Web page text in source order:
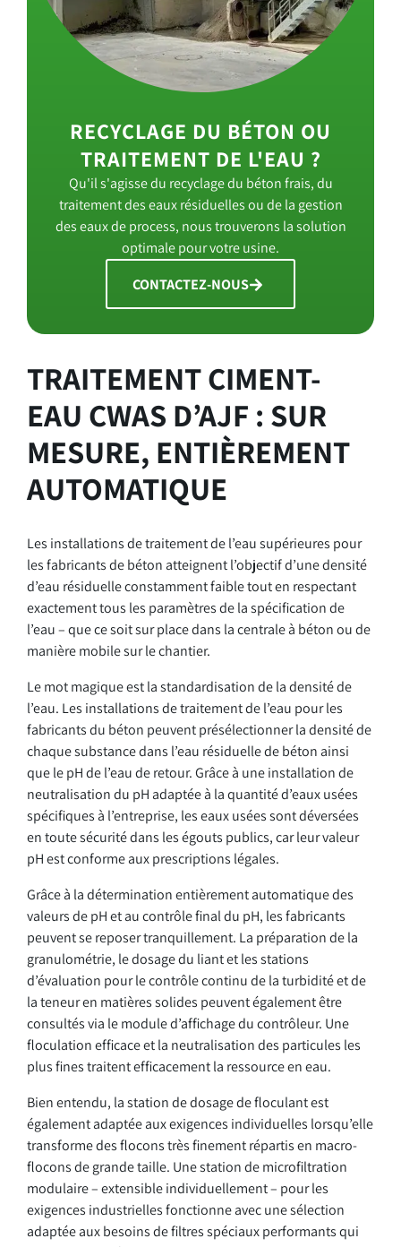
RECYCLAGE DU BÉTON OU
TRAITEMENT DE L'EAU ?
Qu'il s'agisse du recyclage du béton frais, du
traitement des eaux résiduelles ou de la gestion
des eaux de process, nous trouverons la solution
optimale pour votre usine.
CONTACTEZ-NOUS
TRAITEMENT CIMENT-
EAU CWAS D’AJF : SUR
MESURE, ENTIÈREMENT
AUTOMATIQUE
Les installations de traitement de l’eau supérieures pour
les fabricants de béton atteignent l’objectif d’une densité
d’eau résiduelle constamment faible tout en respectant
exactement tous les paramètres de la spécification de
l’eau – que ce soit sur place dans la centrale à béton ou de
manière mobile sur le chantier.
Le mot magique est la standardisation de la densité de
l’eau. Les installations de traitement de l’eau pour les
fabricants du béton peuvent présélectionner la densité de
chaque substance dans l’eau résiduelle de béton ainsi
que le pH de l’eau de retour. Grâce à une installation de
neutralisation du pH adaptée à la quantité d’eaux usées
spécifiques à l’entreprise, les eaux usées sont déversées
en toute sécurité dans les égouts publics, car leur valeur
pH est conforme aux prescriptions légales.
Grâce à la détermination entièrement automatique des
valeurs de pH et au contrôle final du pH, les fabricants
peuvent se reposer tranquillement. La préparation de la
granulométrie, le dosage du liant et les stations
d’évaluation pour le contrôle continu de la turbidité et de
la teneur en matières solides peuvent également être
consultés via le module d’affichage du contrôleur. Une
floculation efficace et la neutralisation des particules les
plus fines traitent efficacement la ressource en eau.
Bien entendu, la station de dosage de floculant est
également adaptée aux exigences individuelles lorsqu’elle
transforme des flocons très finement répartis en macro-
flocons de grande taille. Une station de microfiltration
modulaire – extensible individuellement – pour les
exigences industrielles fonctionne avec une sélection
adaptée aux besoins de filtres spéciaux performants qui